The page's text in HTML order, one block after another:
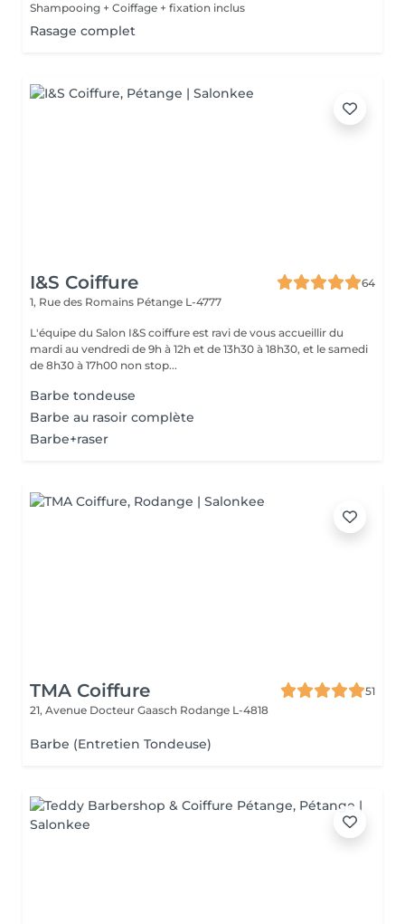
Shampooing + Coiffage + fixation inclus
Rasage complet
I&S Coiffure
64
1, Rue des Romains Pétange L-4777
L'équipe du Salon I&S coiffure est ravi de vous accueillir du
mardi au vendredi de 9h à 12h et de 13h30 à 18h30, et le samedi
de 8h30 à 17h00 non stop...
Barbe tondeuse
Barbe au rasoir complète
Barbe+raser
TMA Coiffure
51
21, Avenue Docteur Gaasch Rodange L-4818
Barbe (Entretien Tondeuse)